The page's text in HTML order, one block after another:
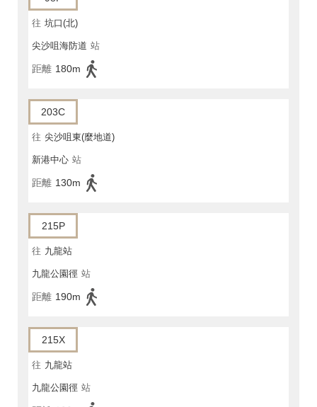
往 坑口(北)
尖沙咀海防道 站
距離 180m
203C
往 尖沙咀東(麼地道)
新港中心 站
距離 130m
215P
往 九龍站
九龍公園徑 站
距離 190m
215X
往 九龍站
九龍公園徑 站